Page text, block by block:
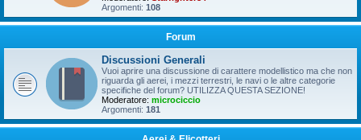
Argomenti: 108
Forum
Discussioni Generali
Vuoi aprire una discussione di carattere modellistico ma che non
riguarda gli aerei, i mezzi terrestri, le navi o le altre categorie
specifiche del forum? UTILIZZA QUESTA SEZIONE!
Moderatore: microciccio
Argomenti: 181